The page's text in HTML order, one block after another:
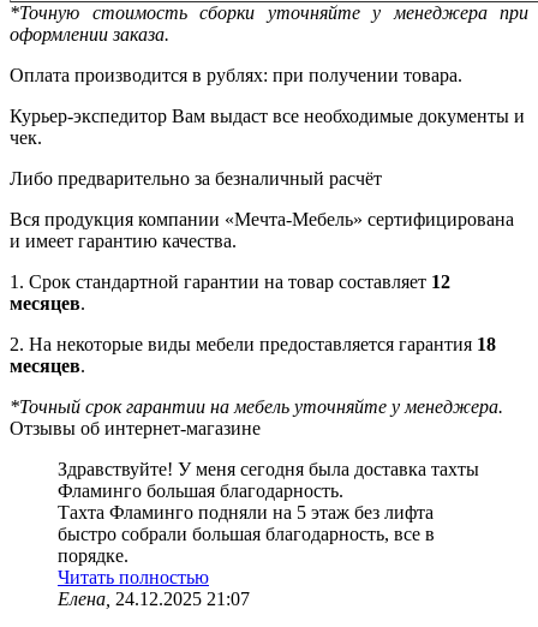
*Точную стоимость сборки уточняйте у менеджера при
оформлении заказа.
Оплата производится в рублях: при получении товара.
Курьер-экспедитор Вам выдаст все необходимые документы и
чек.
Либо предварительно за безналичный расчёт
Вся продукция компании «Мечта-Мебель» сертифицирована
и имеет гарантию качества.
1. Срок стандартной гарантии на товар составляет 12
месяцев.
2. На некоторые виды мебели предоставляется гарантия 18
месяцев.
*Точный срок гарантии на мебель уточняйте у менеджера.
Отзывы об интернет-магазине
Здравствуйте! У меня сегодня была доставка тахты
Фламинго большая благодарность.
Тахта Фламинго подняли на 5 этаж без лифта
быстро собрали большая благодарность, все в
порядке.
Читать полностью
Елена, 24.12.2025 21:07